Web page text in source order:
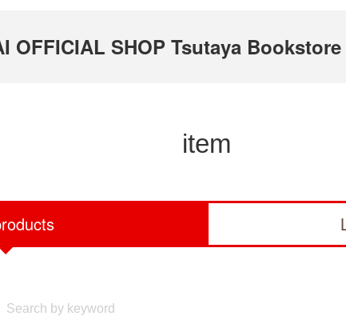
OFFICIAL SHOP Tsutaya
item